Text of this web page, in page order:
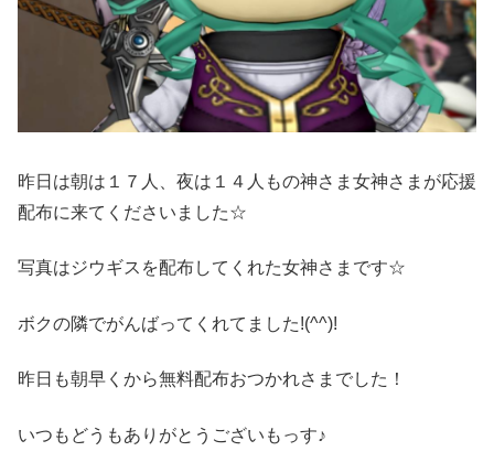
昨日は朝は１７人、夜は１４人もの神さま女神さまが応援
配布に来てくださいました☆
写真はジウギスを配布してくれた女神さまです☆
ボクの隣でがんばってくれてました!(^^)!
昨日も朝早くから無料配布おつかれさまでした！
いつもどうもありがとうございもっす♪